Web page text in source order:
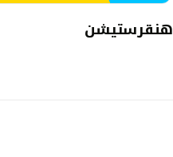
هنقرستيشن